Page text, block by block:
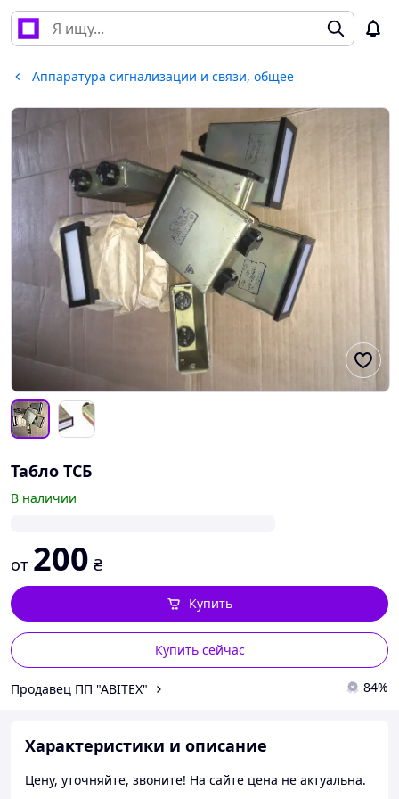
Аппаратура сигнализации и связи, общее
Табло ТСБ
В наличии
от 200 ₴
Купить сейчас
Купить
Продавец ПП "АВІТЕХ" 84%
Характеристики и описание
Цену, уточняйте, звоните! На сайте цена не актуальна.